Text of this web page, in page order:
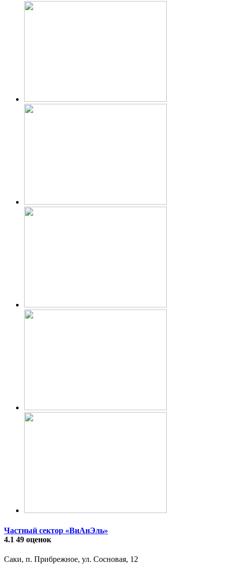
Частный сектор «ВиАнЭль»
4.1 49 оценок
Саки, п. Прибрежное, ул. Сосновая, 12